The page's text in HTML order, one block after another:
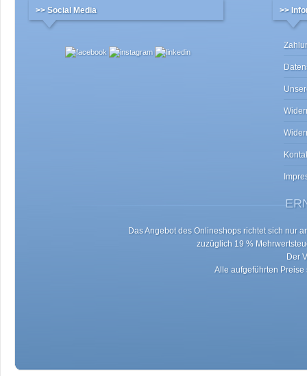
>> Social Media >>
Das Angebot des Onlineshops richtet sich nur
zuzüglich 19 %
Der
Alle aufgeführten